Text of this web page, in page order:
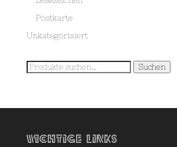
Postkarte
Unkategorisiert
Suche
Suchen
Wichtige Links